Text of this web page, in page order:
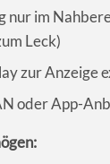
nur im
Leck)
zur Anzeige
oder App-